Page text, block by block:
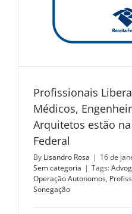
Profissionais
Médicos,
Arquitetos estão
Federal
By Lisandro Rosa | 16 de
Sem categoria | Tags:
Operação Autonomos,
Sonegação